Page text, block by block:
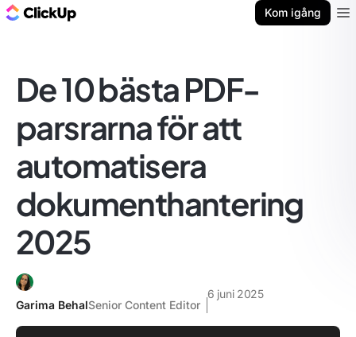
Kom igång
De 10 bästa PDF-
parsrarna för att
automatisera
dokumenthantering
2025
Garima BehalSenior Content Editor
6 juni 2025